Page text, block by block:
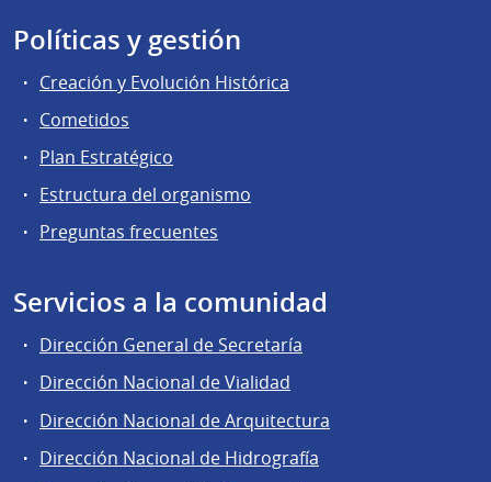
Políticas y gestión
Creación y Evolución Histórica
Cometidos
Plan Estratégico
Estructura del organismo
Preguntas frecuentes
Servicios a la comunidad
Dirección General de Secretaría
Dirección Nacional de Vialidad
Dirección Nacional de Arquitectura
Dirección Nacional de Hidrografía